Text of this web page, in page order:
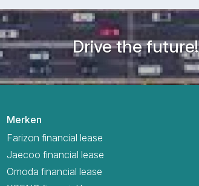
Drive the future!
Merken
Farizon financial lease
Jaecoo financial lease
Omoda financial lease